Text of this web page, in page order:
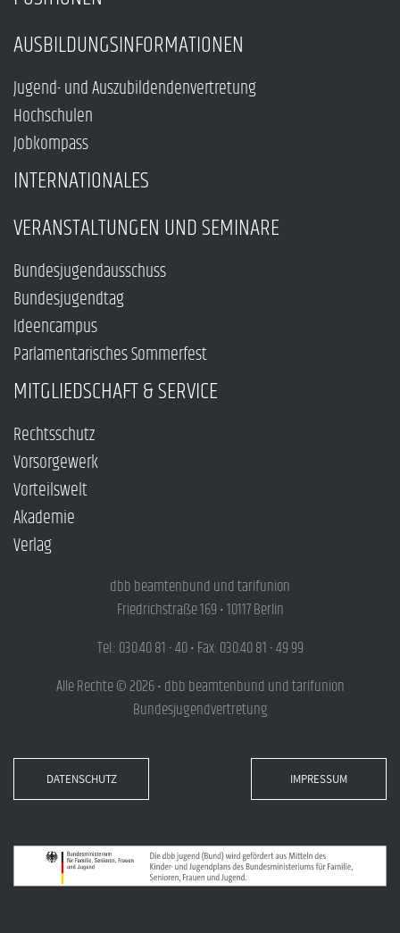
AUSBILDUNGSINFORMATIONEN
Jugend- und Auszubildendenvertretung
Hochschulen
Jobkompass
INTERNATIONALES
VERANSTALTUNGEN UND SEMINARE
Bundesjugendausschuss
Bundesjugendtag
Ideencampus
Parlamentarisches Sommerfest
MITGLIEDSCHAFT & SERVICE
Rechtsschutz
Vorsorgewerk
Vorteilswelt
Akademie
Verlag
dbb beamtenbund und tarifunion
Friedrichstraße 169 • 10117 Berlin
Tel.: 030.40 81 - 40 • Fax: 030.40 81 - 49 99
Alle Rechte © 2026 • dbb beamtenbund und tarifunion
Bundesjugendvertretung
DATENSCHUTZ IMPRESSUM